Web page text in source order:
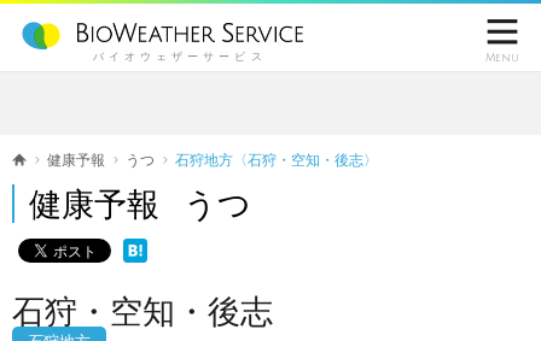
バイオウェザーサービス

Menu
健康予報 うつ 石狩地方〈石狩・空知・後志〉
健康予報 うつ
石狩・空知・後志